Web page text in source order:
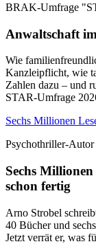
BRAK-Umfrage
Anwaltschaft
Wie
Kanzleipflicht, wie
Zahlen dazu – und
STAR-Umfrage
Sechs Millionen
Psychothriller-
Sechs
schon fertig
Arno Strobel
40 Bücher und
Jetzt verrät er, was